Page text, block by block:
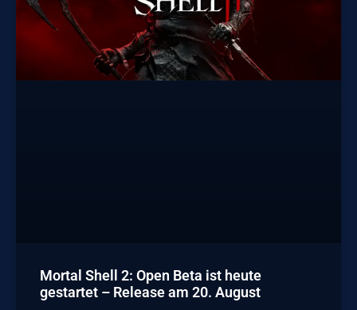
Mortal Shell 2: Open Beta ist heute
gestartet – Release am 20. August